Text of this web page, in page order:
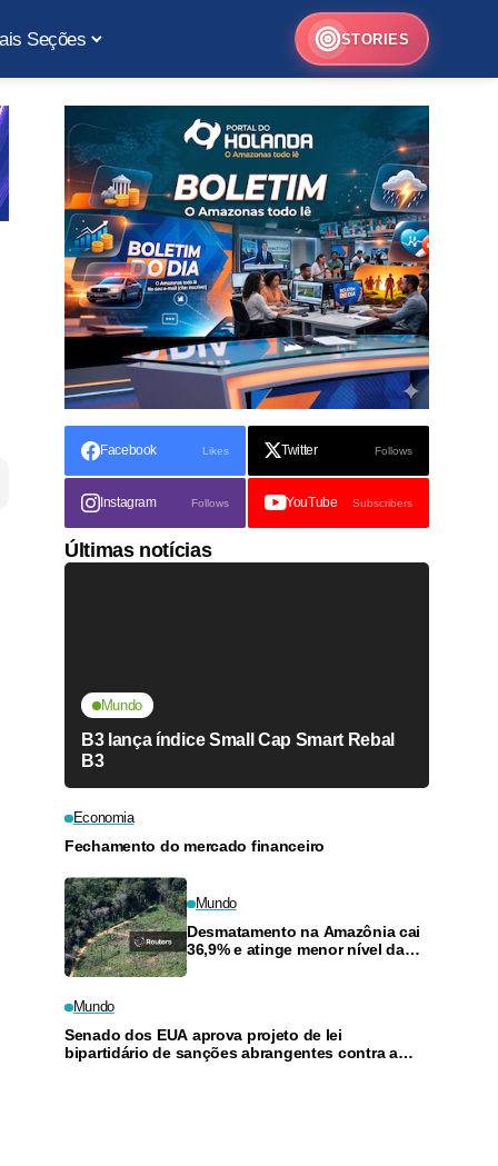
Seções STORIES
Facebook Likes Twitter Follows
Instagram Follows YouTube Subscribers
Últimas notícias
Mundo
B3 lança índice Small Cap Smart Rebal
B3
Economia
Fechamento do mercado financeiro
Mundo
Desmatamento na Amazônia cai
36,9% e atinge menor nível da
Mundo
Senado dos EUA aprova projeto de lei
bipartidário de sanções abrangentes contra a